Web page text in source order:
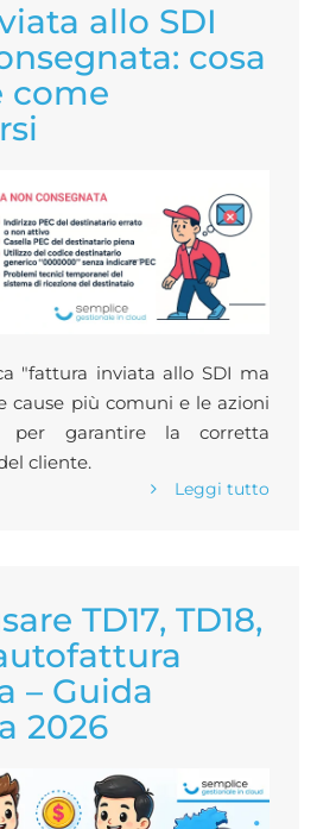
allo SDI
cosa
come
"fattura inviata allo SDI ma
cause più comuni e le azioni
per garantire la corretta
cliente.
Leggi tutto
TD17, TD18,
– Guida
2026